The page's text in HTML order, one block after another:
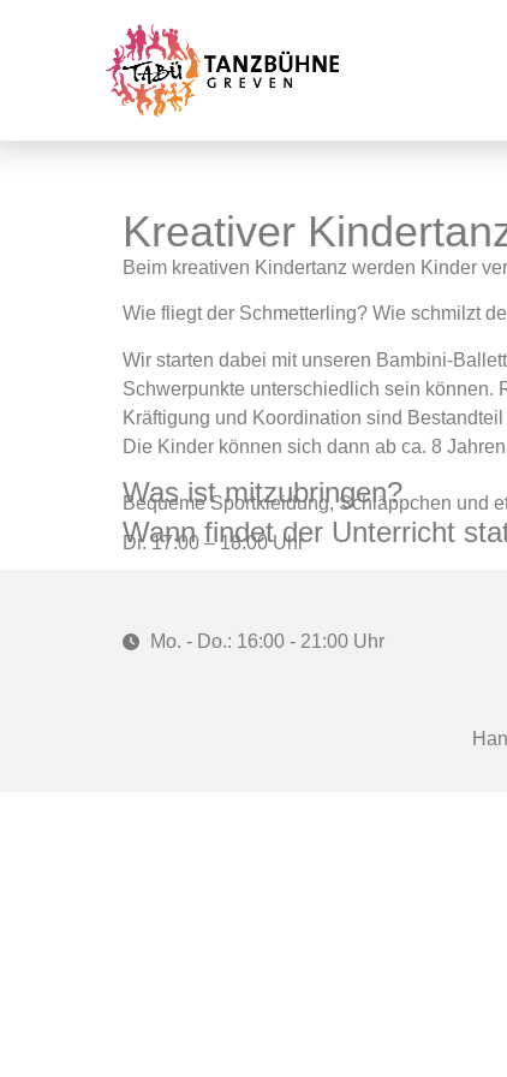
Kreativer
Beim kreativen Kindertanz werden Kinder
Wie fliegt der Schmetterling? Wie schmilzt
Wir starten dabei mit unseren Bambini-
Schwerpunkte unterschiedlich sein können.
Kräftigung und Koordination sind
Die Kinder können sich dann ab ca. 8
Was ist mitzubringen?
Bequeme Sportkleidung, Schläppchen und
Wann findet der Unterricht
Di. 17:00 – 18:00 Uhr
Mo. - Do.: 16:00 - 21:00 Uhr